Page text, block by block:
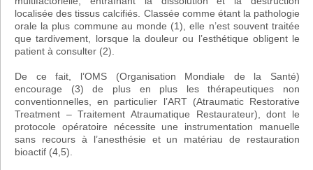
localisée des tissus calcifiés. Classée comme étant la pathologie
orale la plus commune au monde (1), elle n’est souvent traitée
que tardivement, lorsque la douleur ou l’esthétique obligent le
patient à consulter (2).
De ce fait, l’OMS (Organisation Mondiale de la Santé)
encourage (3) de plus en plus les thérapeutiques non
conventionnelles, en particulier l’ART (Atraumatic Restorative
Treatment – Traitement Atraumatique Restaurateur), dont le
protocole opératoire nécessite une instrumentation manuelle
sans recours à l’anesthésie et un matériau de restauration
bioactif (4,5).